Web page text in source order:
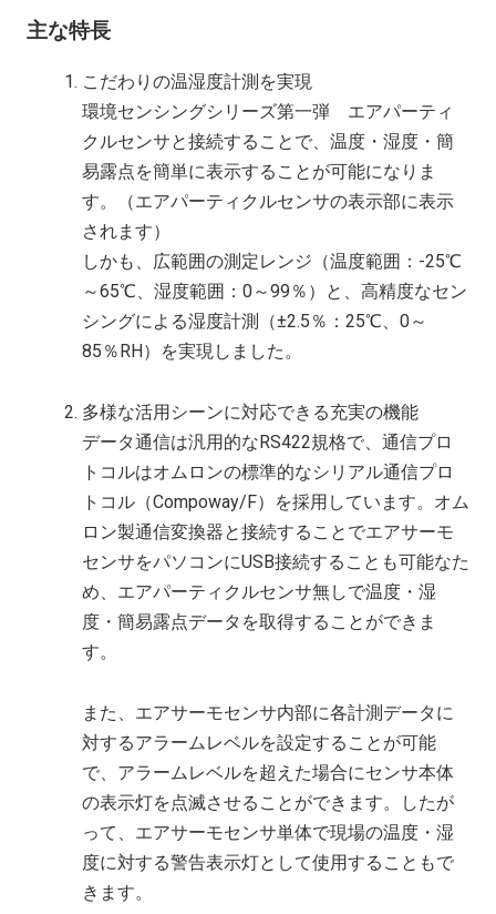
主な特長
こだわりの温湿度計測を実現
環境センシングシリーズ第一弾 エアパーティ
クルセンサと接続することで、温度・湿度・簡
易露点を簡単に表示することが可能になりま
す。（エアパーティクルセンサの表示部に表示
されます）
しかも、広範囲の測定レンジ（温度範囲：-25℃
～65℃、湿度範囲：0～99％）と、高精度なセン
シングによる湿度計測（±2.5％：25℃、0～
85％RH）を実現しました。
多様な活用シーンに対応できる充実の機能
データ通信は汎用的なRS422規格で、通信プロ
トコルはオムロンの標準的なシリアル通信プロ
トコル（Compoway/F）を採用しています。オム
ロン製通信変換器と接続することでエアサーモ
センサをパソコンにUSB接続することも可能なた
め、エアパーティクルセンサ無しで温度・湿
度・簡易露点データを取得することができま
す。
また、エアサーモセンサ内部に各計測データに
対するアラームレベルを設定することが可能
で、アラームレベルを超えた場合にセンサ本体
の表示灯を点滅させることができます。したが
って、エアサーモセンサ単体で現場の温度・湿
度に対する警告表示灯として使用することもで
きます。